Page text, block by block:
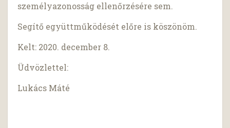
személyazonosság ellenőrzésére sem.
Segítő együttműködését előre is köszönöm.
Kelt: 2020. december 8.
Üdvözlettel:
Lukács Máté